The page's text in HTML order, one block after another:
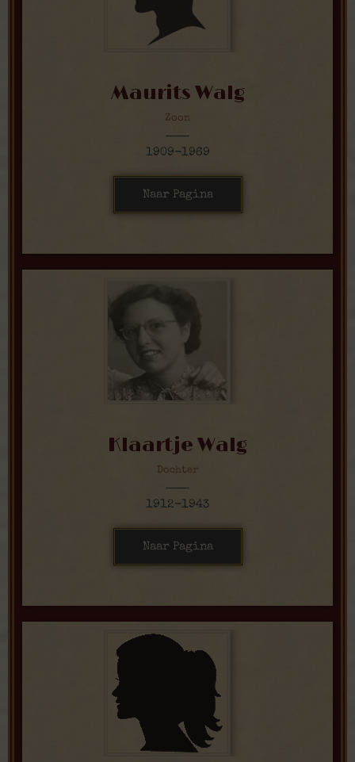
Maurits Walg
Zoon
1909-1969
Naar Pagina
Klaartje Walg
Dochter
1912-1943
Naar Pagina